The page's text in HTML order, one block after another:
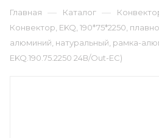
Главная — Каталог —
Конвектор, EKQ, 190*75*2250,
алюминий, натуральный, рамка-
EKQ.190.75.2250 24В/Out-EC)